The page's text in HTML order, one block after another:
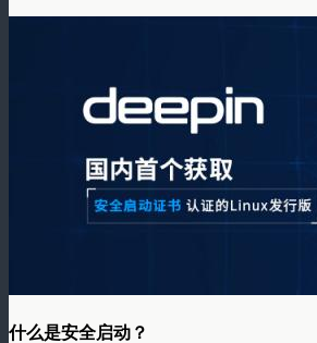
什么是安全启动？